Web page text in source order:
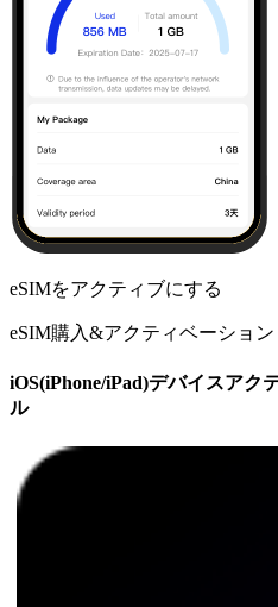
eSIMをアクティブにする
eSIM購入&アクティベーショ
iOS(iPhone/iPad)デバイスアク
ル